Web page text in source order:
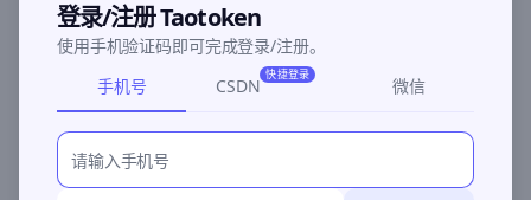
©2026 深圳灵明智码科技有限公司粤ICP备2026096960号-3
登录/注册 Taotoken
使用手机验证码即可完成登录/注册。
手机号
CSDN
快捷登录
微信